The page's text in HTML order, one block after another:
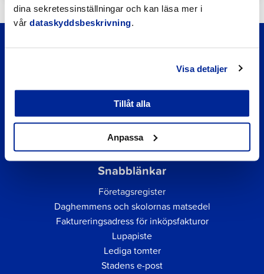
dina sekretessinställningar och kan läsa mer i
vår dataskyddsbeskrivning.
Visa detaljer
Tillåt alla
Anpassa
Snabblänkar
Företagsregister
Daghemmens och skolornas matsedel
Faktureringsadress för inköpsfakturor
Lupapiste
Lediga tomter
Stadens e-post